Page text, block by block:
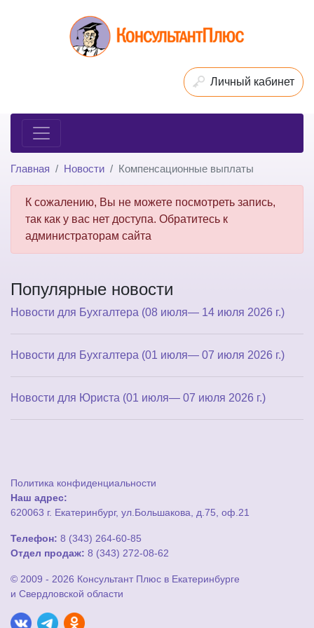
Личный кабинет
Главная Новости Компенсационные выплаты
К сожалению, Вы не можете посмотреть запись,
так как у вас нет доступа. Обратитесь к
администраторам сайта
Популярные новости
Новости для Бухгалтера (08 июля— 14 июля 2026 г.)
Новости для Бухгалтера (01 июля— 07 июля 2026 г.)
Новости для Юриста (01 июля— 07 июля 2026 г.)
Политика конфиденциальности
Наш адрес:
620063 г. Екатеринбург, ул.Большакова, д.75, оф.21
Телефон: 8 (343) 264-60-85
Отдел продаж: 8 (343) 272-08-62
© 2009 - 2026 Консультант Плюс в Екатеринбурге
и Свердловской области